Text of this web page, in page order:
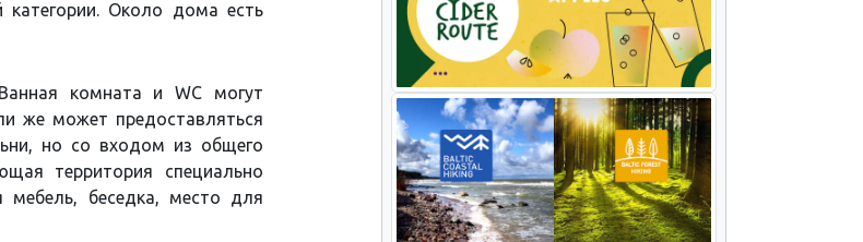
Около дома есть
комната и WC могут
же может предоставляться
но со входом из общего
территория специально
мебель, беседка, место для